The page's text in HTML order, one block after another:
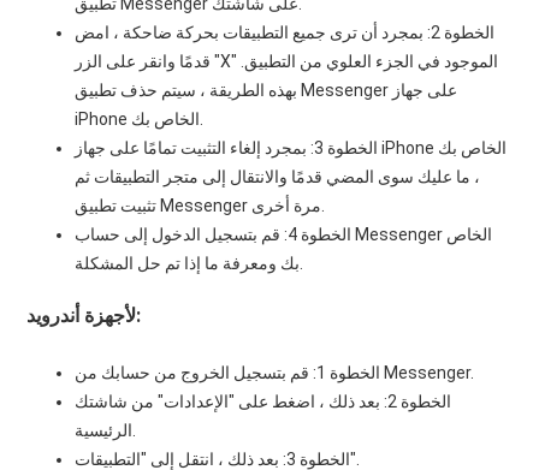
الخطوة 2: بمجرد أن ترى جميع التطبيقات بحركة ضاحكة ، امض
قدمًا وانقر على الزر "X" الموجود في الجزء العلوي من التطبيق.
بهذه الطريقة ، سيتم حذف تطبيق Messenger على جهاز
الخطوة 3: بمجرد إلغاء التثبيت تمامًا على جهاز iPhone الخاص بك
، ما عليك سوى المضي قدمًا والانتقال إلى متجر التطبيقات ثم
الخطوة 4: قم بتسجيل الدخول إلى حساب Messenger الخاص
لأجهزة أندرويد:
الخطوة 1: قم بتسجيل الخروج من حسابك من Messenger.
الخطوة 2: بعد ذلك ، اضغط على "الإعدادات" من شاشتك
الخطوة 3: بعد ذلك ، انتقل إلى "التطبيقات".